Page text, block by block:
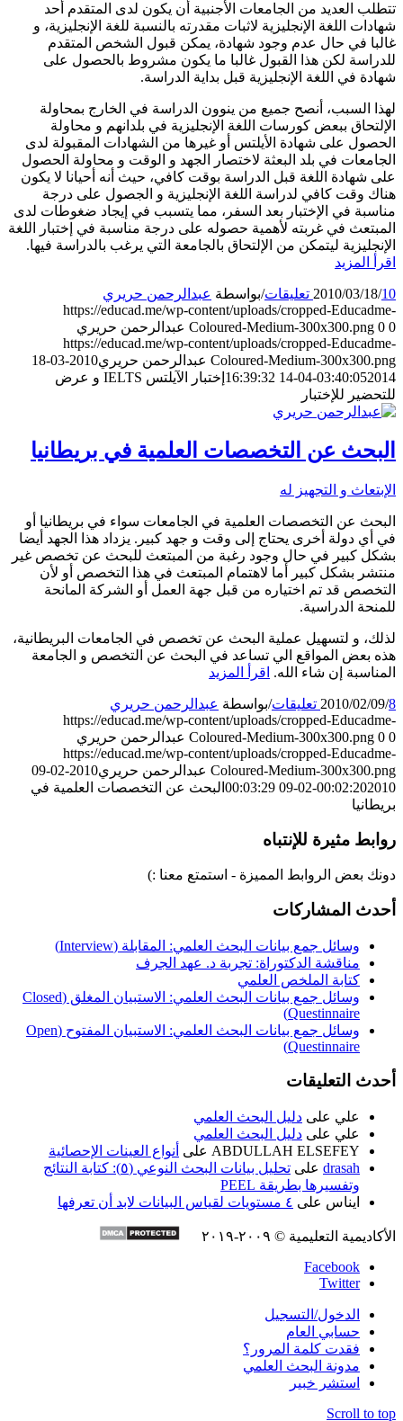
تتطلب العديد من الجامعات الأجنبية أن يكون لدى المتقدم أحد
شهادات اللغة الإنجليزية لاثبات مقدرته بالنسبة للغة الإنجليزية، و
غالبا في حال عدم وجود شهادة، يمكن قبول الشخص المتقدم
للدراسة لكن هذا القبول غالبا ما يكون مشروط بالحصول على
شهادة في اللغة الإنجليزية قبل بداية الدراسة.
لهذا السبب، أنصح جميع من ينوون الدراسة في الخارج بمحاولة
الإلتحاق ببعض كورسات اللغة الإنجليزية في بلدانهم و محاولة
الحصول على شهادة الأيلتس أو غيرها من الشهادات المقبولة لدى
الجامعات في بلد البعثة لاختصار الجهد و الوقت و محاولة الحصول
على شهادة اللغة قبل الدراسة بوقت كافي، حيث أنه أحيانا لا يكون
هناك وقت كافي لدراسة اللغة الإنجليزية و الجصول على درجة
مناسبة في الإختبار بعد السفر، مما يتسبب في إيجاد ضغوطات لدى
المبتعث في غربته لأهمية حصوله على درجة مناسبة في إختبار اللغة
الإنجليزية ليتمكن من الإلتحاق بالجامعة التي يرغب بالدراسة فيها.
اقرأ المزيد
2010/03/18/10 تعليقات /بواسطة عبدالرحمن حريري
https://educad.me/wp-content/uploads/cropped-Educadme-
Coloured-Medium-300x300.png 0 0
عبدالرحمن حريري
https://educad.me/wp-content/uploads/cropped-Educadme-
Coloured-Medium-300x300.png عبدالرحمن حريري
2010-03-18
03:40:052014-04-14 16:39:32
إختبار الآيلتس IELTS و عرض
للتحضير للإختبار
البحث عن التخصصات العلمية في بريطانيا
الإبتعاث و التجهيز له
البحث عن التخصصات العلمية في الجامعات سواء في بريطانيا أو
في أي دولة أخرى يحتاج إلى وقت و جهد كبير. يزداد هذا الجهد أيضا
بشكل كبير في حال وجود رغبة من المبتعث للبحث عن تخصص غير
منتشر بشكل كبير أما لاهتمام المبتعث في هذا التخصص أو لأن
التخصص قد تم اختياره من قبل جهة العمل أو الشركة المانحة
للمنحة الدراسية.
لذلك، و لتسهيل عملية البحث عن تخصص في الجامعات البريطانية،
هذه بعض المواقع الي تساعد في البحث عن التخصص و الجامعة
المناسبة إن شاء الله. اقرأ المزيد
2010/02/09/8 تعليقات /بواسطة عبدالرحمن حريري
https://educad.me/wp-content/uploads/cropped-Educadme-
Coloured-Medium-300x300.png 0 0
عبدالرحمن حريري
https://educad.me/wp-content/uploads/cropped-Educadme-
Coloured-Medium-300x300.png عبدالرحمن حريري
2010-02-09
00:02:202010-02-09 00:03:29
البحث عن التخصصات العلمية في
بريطانيا
روابط مثيرة للإنتباه
دونك بعض الروابط المميزة - استمتع معنا :)
أحدث المشاركات
وسائل جمع بيانات البحث العلمي: المقابلة (Interview)
مناقشة الدكتوراة: تجربة د. عهد الجرف
كتابة الملخص العلمي
وسائل جمع بيانات البحث العلمي: الاستبيان المغلق (Closed
Questinnaire)
وسائل جمع بيانات البحث العلمي: الاستبيان المفتوح (Open
Questinnaire)
أحدث التعليقات
علي على دليل البحث العلمي
علي على دليل البحث العلمي
ABDULLAH ELSEFEY على أنواع العينات الإحصائية
drasah على
تحليل بيانات البحث النوعي (٥): كتابة النتائج
وتفسيرها بطريقة PEEL
ايناس على ٤ مستويات لقياس البيانات لابد أن تعرفها
الأكاديمية التعليمية © ٢٠٠٩-٢٠١٩
Facebook
Twitter
الدخول/التسجيل
حسابي العام
فقدت كلمة المرور؟
مدونة البحث العلمي
استشر خبير
Scroll to top